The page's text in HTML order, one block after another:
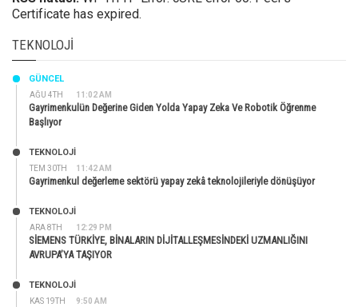
Certificate has expired.
TEKNOLOJI
AĞU 4TH 11:02 AM
GÜNCEL
Gayrimenkulün Değerine Giden Yolda Yapay Zeka Ve Robotik Öğrenme
Başlıyor
TEM 30TH 11:42 AM
TEKNOLOJİ
Gayrimenkul değerleme sektörü yapay zekâ teknolojileriyle dönüşüyor
ARA 8TH 12:29 PM
TEKNOLOJİ
SİEMENS TÜRKİYE, BİNALARIN DİJİTALLEŞMESİNDEKİ UZMANLIĞINI
AVRUPA’YA TAŞIYOR
KAS 19TH 9:50 AM
TEKNOLOJİ